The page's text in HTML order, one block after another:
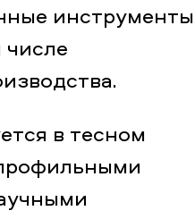
инструменты
числе
в тесном